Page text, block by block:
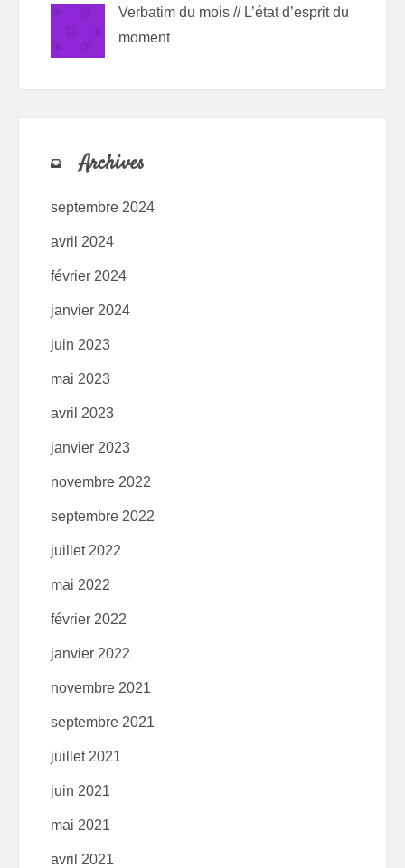
Verbatim du mois // L’état d’esprit du
moment
Archives
septembre 2024
avril 2024
février 2024
janvier 2024
juin 2023
mai 2023
avril 2023
janvier 2023
novembre 2022
septembre 2022
juillet 2022
mai 2022
février 2022
janvier 2022
novembre 2021
septembre 2021
juillet 2021
juin 2021
mai 2021
avril 2021